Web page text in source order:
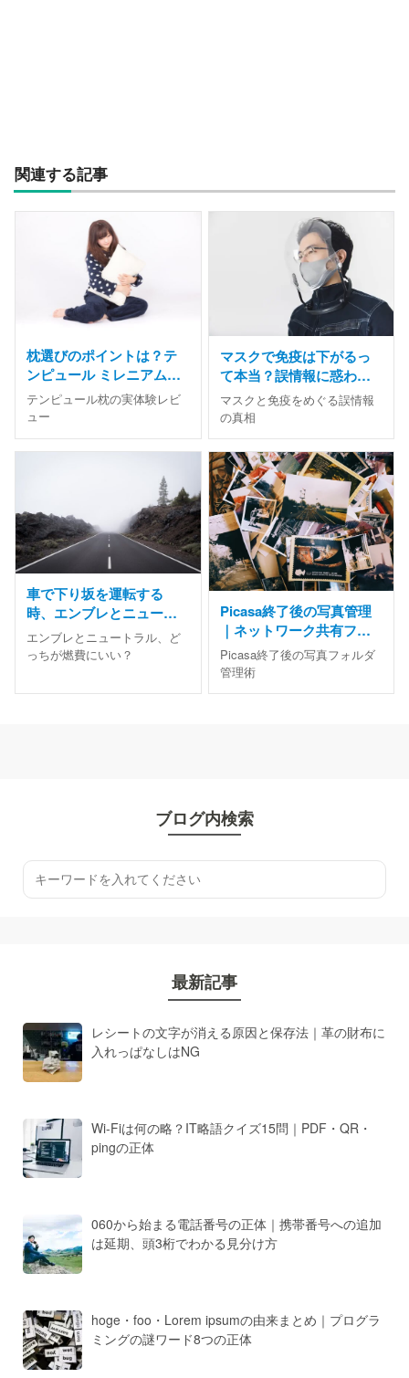
関連する記事
枕選びのポイントは？テ
ンピュール ミレニアムネ
ックピローを使った正直
な感想
テンピュール枕の実体験レビ
ュー
マスクで免疫は下がるっ
て本当？誤情報に惑わさ
れないための科学的な正
しい知識
マスクと免疫をめぐる誤情報
の真相
車で下り坂を運転する
時、エンブレとニュート
ラルのどっちが燃費い
い？
エンブレとニュートラル、ど
っちが燃費にいい？
Picasa終了後の写真管理
｜ネットワーク共有フォ
ルダを使う方法と代替ソ
フト
Picasa終了後の写真フォルダ
管理術
ブログ内検索
最新記事
レシートの文字が消える原因と保存法｜革の財布に
入れっぱなしはNG
Wi-Fiは何の略？IT略語クイズ15問｜PDF・QR・
pingの正体
060から始まる電話番号の正体｜携帯番号への追加
は延期、頭3桁でわかる見分け方
hoge・foo・Lorem ipsumの由来まとめ｜プログラ
ミングの謎ワード8つの正体